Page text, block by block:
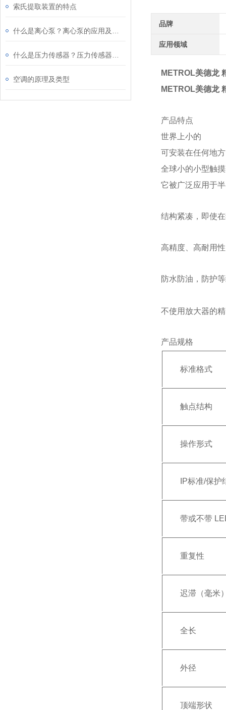
索氏提取装置的特点
空调的原理及类型
品牌
应用领域
METROL美德龙
METROL美德龙
产品特点
世界上小的
可安装在任何地
全球小的小型触
它被广泛应用于
结构紧凑，即使
高精度、高耐用性
防水防油，防护
不使用放大器的
产品规格
标准格式
触点结构
操作形式
IP标准/保
带或不带
重复性
迟滞（毫米
全长
外径
顶端形状